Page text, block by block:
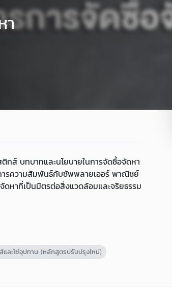
า
ทบาทและนโยบายในการจัดซื้อจัดหา
รความสัมพันธ์กับซัพพลายเออร์ พาณิชย์
ดหาที่เป็นมิตรต่อสิ่งแวดล้อมและจริยธรรม
และโซ่อุปทาน (หลักสูตรปรับปรุงใหม่)
Loading...